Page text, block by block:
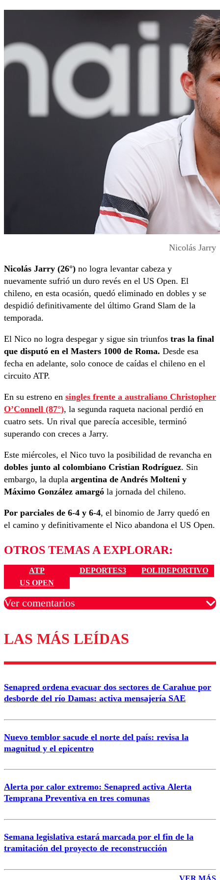
Nicolás Jarry
Nicolás Jarry (26°) no logra levantar cabeza y
nuevamente sufrió un duro revés en el US Open. El
chileno, en esta ocasión, quedó eliminado en dobles y se
despidió definitivamente del último Grand Slam de la
temporada.
El Nico no logra despegar y sigue sin triunfos tras la final
que disputó en el Masters 1000 de Roma. Desde esa
fecha en adelante, solo conoce de caídas el chileno en el
circuito ATP.
En su estreno en singles frente a australiano Christopher
O’Connell (87°), la segunda raqueta nacional perdió en
cuatro sets. Un rival que parecía accesible, terminó
superando con creces a Jarry.
Este miércoles, el Nico tuvo la posibilidad de revancha en
dobles junto al colombiano Cristian Rodríguez. Sin
embargo, la dupla argentina de Andrés Molteni y
Máximo González amargó la jornada del chileno.
Por parciales de 6-4 y 6-4, el binomio de Jarry quedó en
el camino y definitivamente el Nico abandona el US Open.
OTROS TEMAS A EXPLORAR:
ATP DEPORTES3
POLIDEPORTIVO
US OPEN
Ver comentarios
Los comentarios son moderados para garantizar un
diálogo respetuoso.
Correo
LAS MÁS LEÍDAS
Senapred ordena evacuar dos sectores de Carahue por
desborde del río Damas: activa mensajería SAE
Nuevo temblor sacude el norte del país: revisa la
magnitud y el epicentro
Alerta por calor extremo: Senapred activa Alerta
Temprana Preventiva en tres comunas
Semana legislativa estará marcada por el fin de la
tramitación del proyecto de reconstrucción